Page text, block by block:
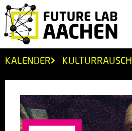
KALENDER KULTURRAUSCH